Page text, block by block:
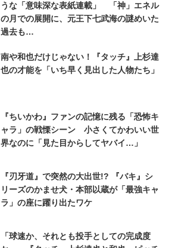
うな「意味深な表紙連載」 「神」エネル
の月での展開に、元王下七武海の謎めいた
過去も…
南や和也だけじゃない！『タッチ』上杉達
也の才能を「いち早く見出した人物たち」
『ちいかわ』ファンの記憶に残る「恐怖キ
ャラ」の戦慄シーン 小さくてかわいい世
界なのに「見た目からしてヤバイ…」
『刃牙道』で突然の大出世!? 『バキ』シ
リーズのかませ犬・本部以蔵が「最強キャ
ラ」の座に躍り出たワケ
「球速か、それとも投手としての完成度